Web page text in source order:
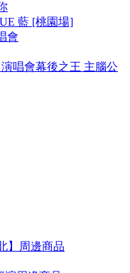
藍 [桃園場]
會
唱會幕後之王 主腦公
】周邊商品